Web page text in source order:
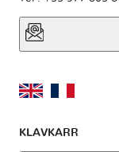
KLAVKARR